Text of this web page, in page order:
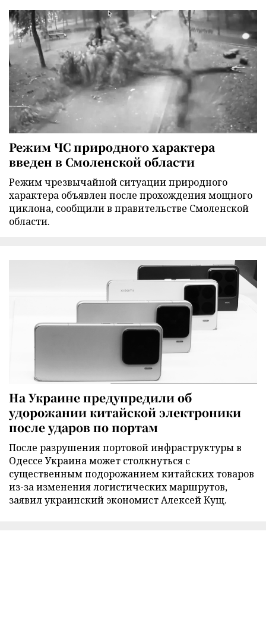
Режим ЧС природного характера
введен в Смоленской области
Режим чрезвычайной ситуации природного
характера объявлен после прохождения мощного
циклона, сообщили в правительстве Смоленской
области.
На Украине предупредили об
удорожании китайской электроники
после ударов по портам
После разрушения портовой инфраструктуры в
Одессе Украина может столкнуться с
существенным подорожанием китайских товаров
из-за изменения логистических маршрутов,
заявил украинский экономист Алексей Кущ.